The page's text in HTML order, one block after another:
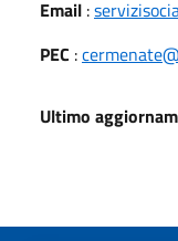
Email :
PEC :
Ultimo